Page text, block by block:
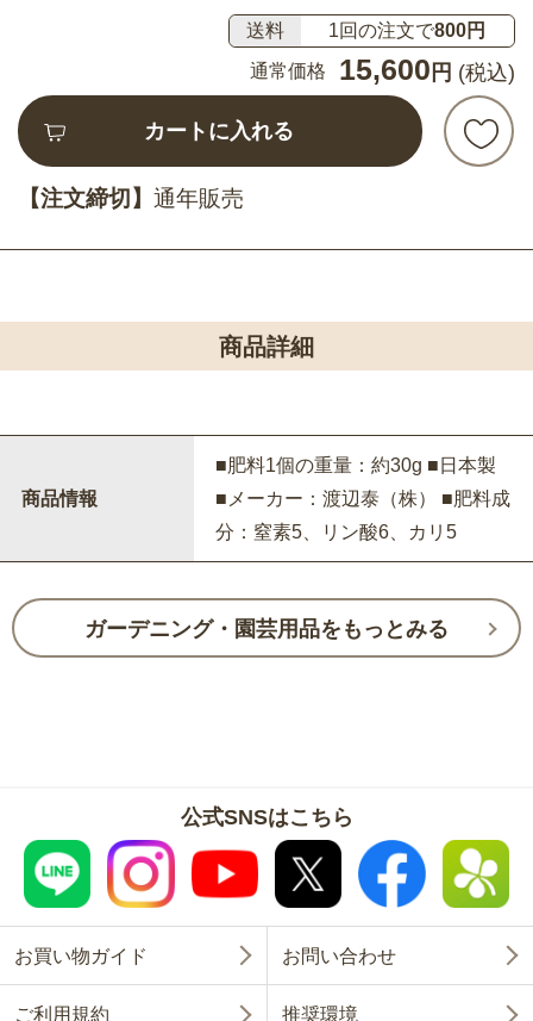
送料 1回の注文で800円
通常価格
15,600 円 (税込)
カートに入れる
【注文締切】 通年販売
商品詳細
商品情報
■肥料1個の重量：約30g ■日本製
■メーカー：渡辺泰（株） ■肥料成
分：窒素5、リン酸6、カリ5
ガーデニング・園芸用品をもっとみる
公式SNSはこちら
お買い物ガイド お問い合わせ
ご利用規約 推奨環境